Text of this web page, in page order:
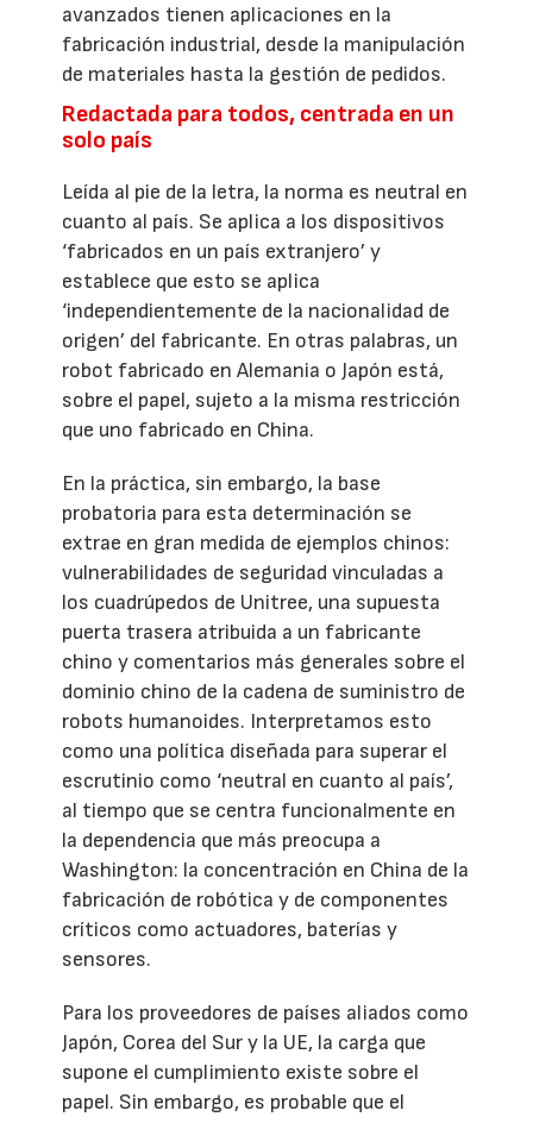
avanzados tienen aplicaciones en la
fabricación industrial, desde la manipulación
de materiales hasta la gestión de pedidos.
Redactada para todos, centrada en un
solo país
Leída al pie de la letra, la norma es neutral en
cuanto al país. Se aplica a los dispositivos
‘fabricados en un país extranjero’ y
establece que esto se aplica
‘independientemente de la nacionalidad de
origen’ del fabricante. En otras palabras, un
robot fabricado en Alemania o Japón está,
sobre el papel, sujeto a la misma restricción
que uno fabricado en China.
En la práctica, sin embargo, la base
probatoria para esta determinación se
extrae en gran medida de ejemplos chinos:
vulnerabilidades de seguridad vinculadas a
los cuadrúpedos de Unitree, una supuesta
puerta trasera atribuida a un fabricante
chino y comentarios más generales sobre el
dominio chino de la cadena de suministro de
robots humanoides. Interpretamos esto
como una política diseñada para superar el
escrutinio como ‘neutral en cuanto al país’,
al tiempo que se centra funcionalmente en
la dependencia que más preocupa a
Washington: la concentración en China de la
fabricación de robótica y de componentes
críticos como actuadores, baterías y
sensores.
Para los proveedores de países aliados como
Japón, Corea del Sur y la UE, la carga que
supone el cumplimiento existe sobre el
papel. Sin embargo, es probable que el